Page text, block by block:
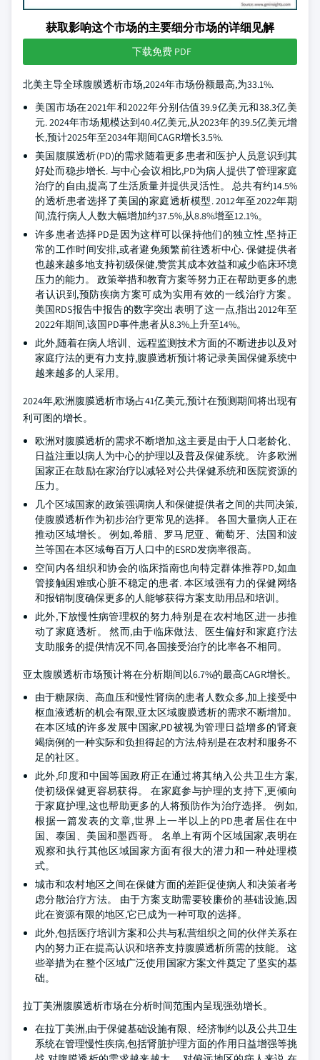
获取影响这个市场的主要细分市场的详细见解
下载免费 PDF
北美主导全球腹膜透析市场,2024年市场份额最高,为33.1%.
美国市场在2021年和2022年分别估值39.9亿美元和38.3亿美
元. 2024年市场规模达到40.4亿美元,从2023年的39.5亿美元增
长,预计2025年至2034年期间CAGR增长3.5%.
美国腹膜透析(PD)的需求随着更多患者和医护人员意识到其
好处而稳步增长. 与中心会议相比,PD为病人提供了管理家庭
治疗的自由,提高了生活质量并提供灵活性。 总共有约14.5%
的透析患者选择了美国的家庭透析模型. 2012年至2022年期
间,流行病人人数大幅增加约37.5%,从8.8%增至12.1%。
许多患者选择PD是因为这样可以保持他们的独立性,坚持正
常的工作时间安排,或者避免频繁前往透析中心. 保健提供者
也越来越多地支持初级保健,赞赏其成本效益和减少临床环境
压力的能力。 政策举措和教育方案等努力正在帮助更多的患
者认识到,预防疾病方案可成为实用有效的一线治疗方案。
美国RDS报告中报告的数字突出表明了这一点,指出2012年至
2022年期间,该国PD事件患者从8.3%上升至14%。
此外,随着在病人培训、远程监测技术方面的不断进步以及对
家庭疗法的更有力支持,腹膜透析预计将记录美国保健系统中
越来越多的人采用。
2024年,欧洲腹膜透析市场占41亿美元,预计在预测期间将出现有
利可图的增长。
欧洲对腹膜透析的需求不断增加,这主要是由于人口老龄化、
日益注重以病人为中心的护理以及普及保健系统。 许多欧洲
国家正在鼓励在家治疗以减轻对公共保健系统和医院资源的
压力。
几个区域国家的政策强调病人和保健提供者之间的共同决策,
使腹膜透析作为初步治疗更常见的选择。 各国大量病人正在
推动区域增长。 例如,希腊、罗马尼亚、葡萄牙、法国和波
兰等国在本区域每百万人口中的ESRD发病率很高。
空间内各组织和协会的临床指南也向特定群体推荐PD,如血
管接触困难或心脏不稳定的患者. 本区域强有力的保健网络
和报销制度确保更多的人能够获得方案支助用品和培训。
此外,下放慢性病管理权的努力,特别是在农村地区,进一步推
动了家庭透析。 然而,由于临床做法、医生偏好和家庭疗法
支助服务的提供情况不同,各国接受治疗的比率各不相同。
亚太腹膜透析市场预计将在分析期间以6.7%的最高CAGR增长。
由于糖尿病、高血压和慢性肾病的患者人数众多,加上接受中
枢血液透析的机会有限,亚太区域腹膜透析的需求不断增加。
在本区域的许多发展中国家,PD被视为管理日益增多的肾衰
竭病例的一种实际和负担得起的方法,特别是在农村和服务不
足的社区。
此外,印度和中国等国政府正在通过将其纳入公共卫生方案,
使初级保健更容易获得。 在家庭参与护理的支持下,更倾向
于家庭护理,这也帮助更多的人将预防作为治疗选择。 例如,
根据一篇发表的文章,世界上一半以上的PD患者居住在中
国、泰国、美国和墨西哥。 名单上有两个区域国家,表明在
观察和执行其他区域国家方面有很大的潜力和一种处理模
式。
城市和农村地区之间在保健方面的差距促使病人和决策者考
虑分散治疗方法。 由于方案支助需要较廉价的基础设施,因
此在资源有限的地区,它已成为一种可取的选择。
此外,包括医疗培训方案和公共与私营组织之间的伙伴关系在
内的努力正在提高认识和培养支持腹膜透析所需的技能。 这
些举措为在整个区域广泛使用国家方案文件奠定了坚实的基
础。
拉丁美洲腹膜透析市场在分析时间范围内呈现强劲增长。
在拉丁美洲,由于保健基础设施有限、经济制约以及公共卫生
系统在管理慢性疾病,包括肾脏护理方面的作用日益增强等挑